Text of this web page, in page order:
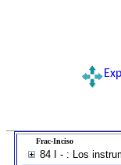
Frac-Inciso
84 I - : Los